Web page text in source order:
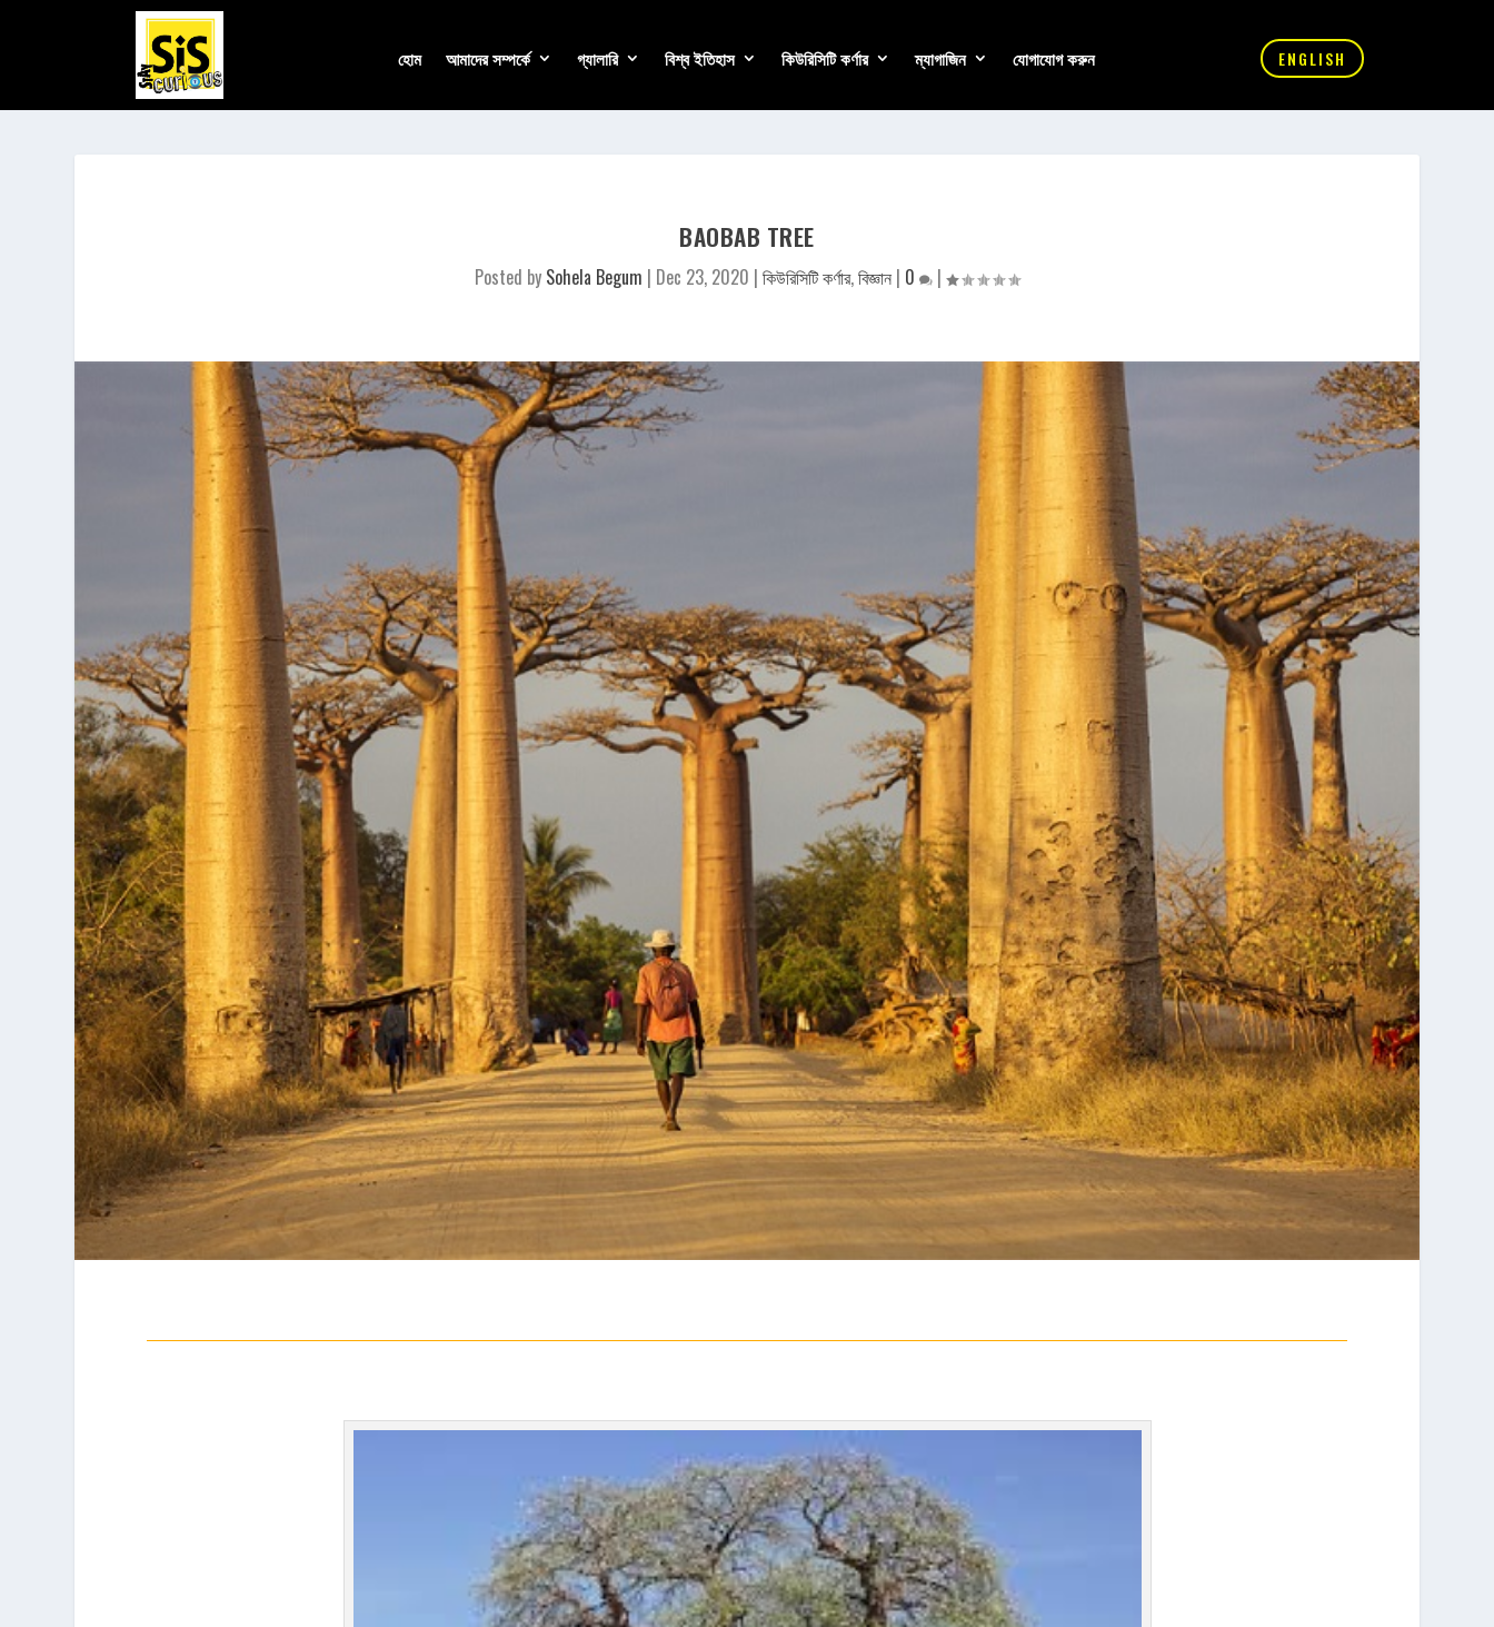
হোম আমাদের সম্পর্কে গ্যালারি বিশ্ব ইতিহাস কিউরিসিটি কর্ণার ম্যাগাজিন যোগাযোগ করুন ENGLISH
BAOBAB TREE
Posted by Sohela Begum | Dec 23, 2020 | কিউরিসিটি কর্ণার,বিজ্ঞান | 0 |